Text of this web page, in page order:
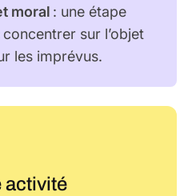
moral : une étape
sur l’objet
les imprévus.
activité